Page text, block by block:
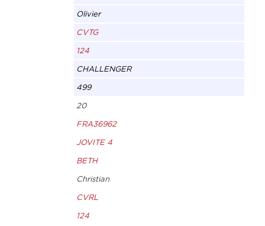
Olivier
CVTG
124
CHALLENGER
499
20
FRA36962
JOVITE 4
BETH
Christian
CVRL
124